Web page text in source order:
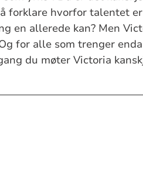
forklare hvorfor talentet
en allerede kan? Men
for alle som trenger
du møter Victoria